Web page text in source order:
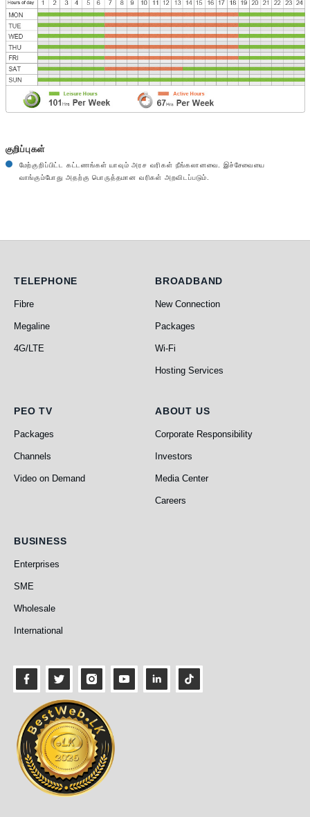
குறிப்புகள்
மேற்குறிப்பிட்ட கட்டணங்கள் யாவும் அரச வரிகள் நீங்கலானவை. இச்சேவையை
வாங்கும்போது அதற்கு பொருத்தமான வரிகள் அறவிடப்படும்.
Telephone
TELEPHONE
Fibre
Megaline
4G/LTE
Broadband
BROADBAND
New Connection
Packages
Wi-Fi
Hosting Services
PEO TV
PEO TV
Packages
Channels
Video on Demand
About Us
ABOUT US
Corporate Responsibility
Investors
Media Center
Careers
Business
BUSINESS
Enterprises
SME
Wholesale
International